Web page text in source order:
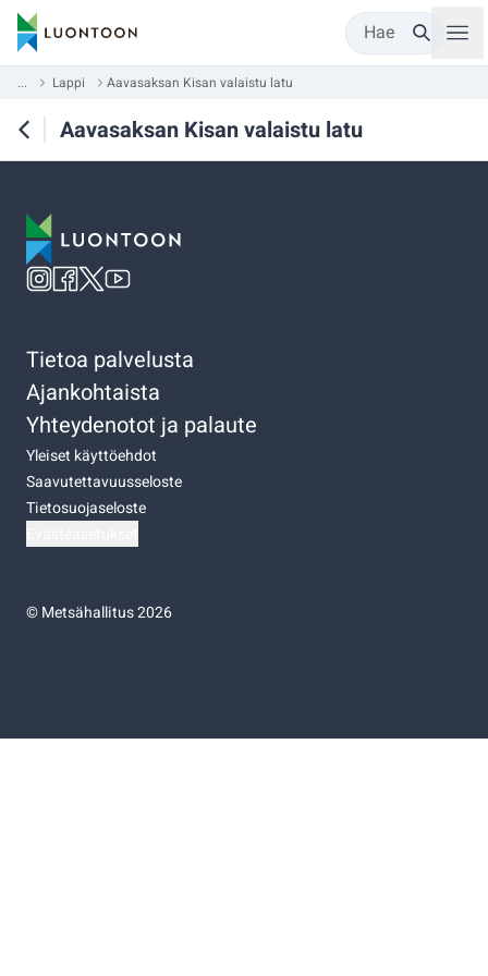
Hae
... Lappi Aavasaksan Kisan valaistu latu
Aavasaksan Kisan valaistu latu
Tietoa palvelusta
Ajankohtaista
Yhteydenotot ja palaute
Yleiset käyttöehdot
Saavutettavuusseloste
Tietosuojaseloste
©Metsähallitus 2026